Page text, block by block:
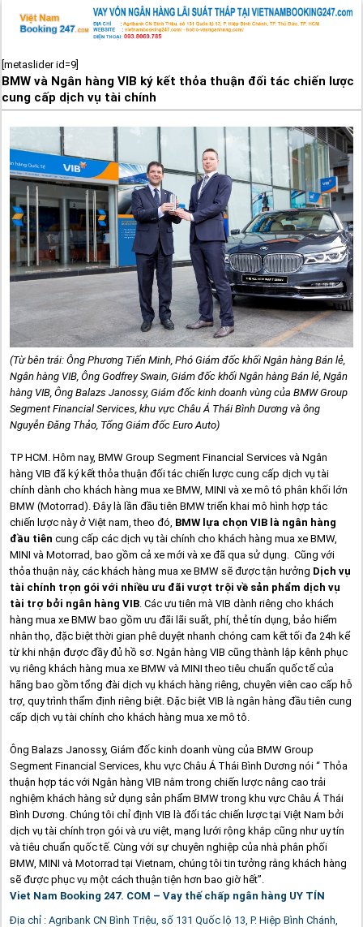
[metaslider id=9]
BMW và Ngân hàng VIB ký kết thỏa thuận đối tác chiến lược
cung cấp dịch vụ tài chính
(Từ bên trái: Ông Phương Tiến Minh, Phó Giám đốc khối Ngân hàng Bán lẻ,
Ngân hàng VIB, Ông Godfrey Swain, Giám đốc khối Ngân hàng Bán lẻ, Ngân
hàng VIB, Ông Balazs Janossy, Giám đốc kinh doanh vùng của BMW Group
Segment Financial Services, khu vực Châu Á Thái Bình Dương và ông
Nguyễn Đăng Thảo, Tổng Giám đốc Euro Auto)
TP HCM. Hôm nay, BMW Group Segment Financial Services và Ngân
hàng VIB đã ký kết thỏa thuận đối tác chiến lược cung cấp dịch vụ tài
chính dành cho khách hàng mua xe BMW, MINI và xe mô tô phân khối lớn
BMW (Motorrad). Đây là lần đầu tiên BMW triển khai mô hình hợp tác
chiến lược này ở Việt nam, theo đó, BMW lựa chọn VIB là ngân hàng
đầu tiên cung cấp các dịch vụ tài chính cho khách hàng mua xe BMW,
MINI và Motorrad, bao gồm cả xe mới và xe đã qua sử dụng.Cũng với
thỏa thuận này, các khách hàng mua xe BMW sẽ được tận hưởng Dịch vụ
tài chính trọn gói với nhiều ưu đãi vượt trội về sản phẩm dịch vụ
tài trợ bởi ngân hàng VIB . Các ưu tiên mà VIB dành riêng cho khách
hàng mua xe BMW bao gồm ưu đãi lãi suất, phí, thẻ tín dụng, bảo hiểm
nhân thọ, đặc biệt thời gian phê duyệt nhanh chóng cam kết tối đa 24h kể
từ khi nhận được đầy đủ hồ sơ. Ngân hàng VIB cũng thành lập kênh phục
vụ riêng khách hàng mua xe BMW và MINI theo tiêu chuẩn quốc tế của
hãng bao gồm tổng đài dịch vụ khách hàng riêng, chuyên viên cao cấp hỗ
trợ, quy trình thẩm định riêng biệt. Đặc biệt VIB là ngân hàng đầu tiên cung
cấp dịch vụ tài chính cho khách hàng mua xe mô tô.
Ông Balazs Janossy, Giám đốc kinh doanh vùng của BMW Group
Segment Financial Services, khu vực Châu Á Thái Bình Dương nói “ Thỏa
thuận hợp tác với Ngân hàng VIB nằm trong chiến lược nâng cao trải
nghiệm khách hàng sử dụng sản phẩm BMW trong khu vực Châu Á Thái
Bình Dương. Chúng tôi chỉ định VIB là đối tác chiến lược tại Việt Nam bởi
dịch vụ tài chính trọn gói và ưu việt, mạng lưới rộng khắp cũng như uy tín
và tiêu chuẩn quốc tế. Cùng với sự chuyên nghiệp của nhà phân phối
BMW, MINI và Motorrad tại Vietnam, chúng tôi tin tưởng rằng khách hàng
sẽ được phục vụ một cách thuận tiện hơn bao giờ hết”.
Viet Nam Booking 247. COM – Vay thế chấp ngân hàng UY TÍN
Địa chỉ : Agribank CN Bình Triệu, số 131 Quốc lộ 13, P. Hiệp Bình Chánh,